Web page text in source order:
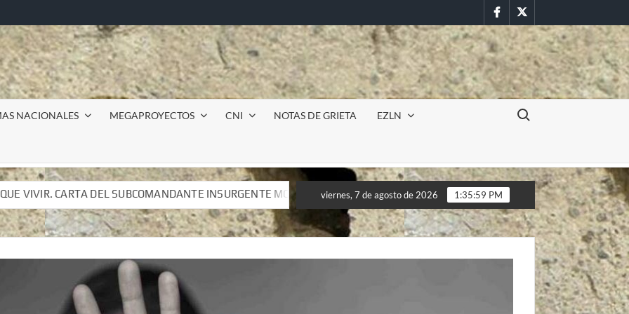
FacebookTwitter
NACIONALES MEGAPROYECTOS CNI NOTAS DE GRIETA EZLN
Buscar:
INSURGENTE MOISÉS A LUIS DE TAVIRA
Incursión militar en la UAEM (Morelos) durante paro estudiantil
INSURGENTE MOISÉS A LUIS DE TAVIRA
Incursión militar en la UAEM (Morelos) durante paro estudiantil
viernes, 7 de agosto de 2026 1:36:01 PM